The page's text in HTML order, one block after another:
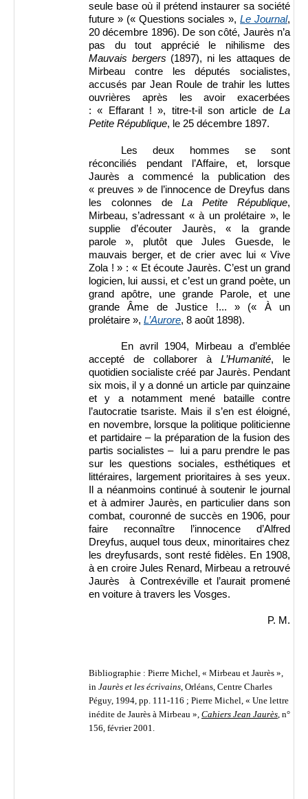
seule base où il prétend instaurer sa société
future » (« Questions sociales »,Le Journal,
20 décembre 1896). De son côté, Jaurès n’a
pas du tout apprécié le nihilisme des
Mauvais bergers (1897), ni les attaques de
Mirbeau contre les députés socialistes,
accusés par Jean Roule de trahir les luttes
ouvrières après les avoir exacerbées
: « Effarant ! », titre-t-il son article de La
Petite République, le 25 décembre 1897.
Les deux hommes se sont
réconciliés pendant l’Affaire, et, lorsque
Jaurès a commencé la publication des
« preuves » de l’innocence de Dreyfus dans
les colonnes deLa Petite République,
Mirbeau, s’adressant « à un prolétaire », le
supplie d’écouter Jaurès, « la grande
parole », plutôt que Jules Guesde, le
mauvais berger, et de crier avec lui « Vive
Zola ! » : « Et écoute Jaurès. C’est un grand
logicien, lui aussi, et c’est un grand poète, un
grand apôtre, une grande Parole, et une
grande Âme de Justice !... » (« À un
prolétaire », L’Aurore, 8 août 1898).
En avril 1904, Mirbeau a d’emblée
accepté de collaborer à L’Humanité, le
quotidien socialiste créé par Jaurès. Pendant
six mois, il y a donné un article par quinzaine
et y a notamment mené bataille contre
l’autocratie tsariste. Mais il s’en est éloigné,
en novembre, lorsque la politique politicienne
et partidaire – la préparation de la fusion des
partis socialistes – lui a paru prendre le pas
sur les questions sociales, esthétiques et
littéraires, largement prioritaires à ses yeux.
Il a néanmoins continué à soutenir le journal
et à admirer Jaurès, en particulier dans son
combat, couronné de succès en 1906, pour
faire reconnaître l’innocence d’Alfred
Dreyfus, auquel tous deux, minoritaires chez
les dreyfusards, sont resté fidèles. En 1908,
à en croire Jules Renard, Mirbeau a retrouvé
Jaurès à Contrexéville et l’aurait promené
en voiture à travers les Vosges.
P. M.
Bibliographie : Pierre Michel, « Mirbeau et Jaurès »,
in Jaurès et les écrivains, Orléans, Centre Charles
Péguy, 1994, pp. 111-116 ; Pierre Michel, « Une lettre
inédite de Jaurès à Mirbeau », Cahiers Jean Jaurès, n°
156, février 2001.